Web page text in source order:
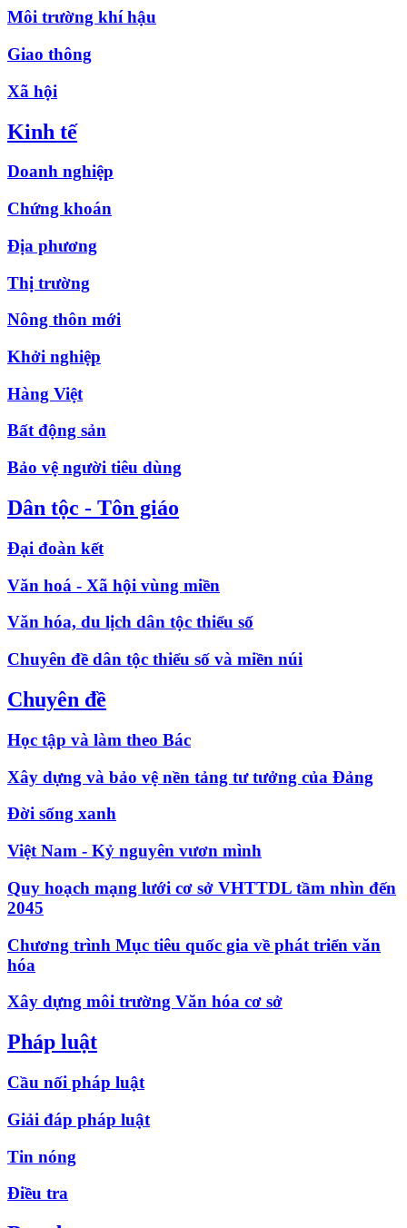
Môi trường khí hậu
Giao thông
Xã hội
Kinh tế
Doanh nghiệp
Chứng khoán
Địa phương
Thị trường
Nông thôn mới
Khởi nghiệp
Hàng Việt
Bất động sản
Bảo vệ người tiêu dùng
Dân tộc - Tôn giáo
Đại đoàn kết
Văn hoá - Xã hội vùng miền
Văn hóa, du lịch dân tộc thiểu số
Chuyên đề dân tộc thiểu số và miền núi
Chuyên đề
Học tập và làm theo Bác
Xây dựng và bảo vệ nền tảng tư tưởng của Đảng
Đời sống xanh
Việt Nam - Kỷ nguyên vươn mình
Quy hoạch mạng lưới cơ sở VHTTDL tầm nhìn đến
2045
Chương trình Mục tiêu quốc gia về phát triển văn
hóa
Xây dựng môi trường Văn hóa cơ sở
Pháp luật
Cầu nối pháp luật
Giải đáp pháp luật
Tin nóng
Điều tra